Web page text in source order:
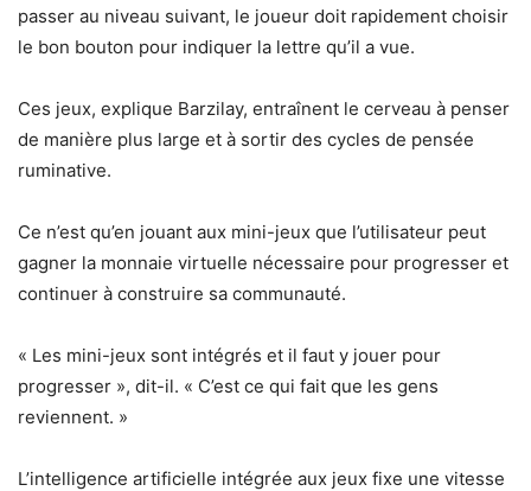
passer au niveau suivant, le joueur doit rapidement choisir
le bon bouton pour indiquer la lettre qu’il a vue.
Ces jeux, explique Barzilay, entraînent le cerveau à penser
de manière plus large et à sortir des cycles de pensée
ruminative.
Ce n’est qu’en jouant aux mini-jeux que l’utilisateur peut
gagner la monnaie virtuelle nécessaire pour progresser et
continuer à construire sa communauté.
« Les mini-jeux sont intégrés et il faut y jouer pour
progresser », dit-il. « C’est ce qui fait que les gens
reviennent. »
L’intelligence artificielle intégrée aux jeux fixe une vitesse